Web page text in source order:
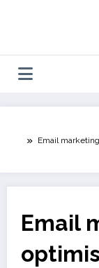
Email
Email